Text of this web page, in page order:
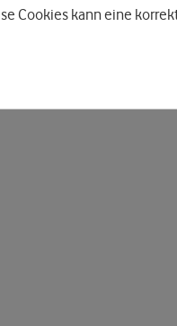
Cookies kann eine